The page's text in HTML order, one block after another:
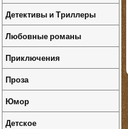
Детективы и Триллеры
Любовные романы
Приключения
Проза
Юмор
Детское